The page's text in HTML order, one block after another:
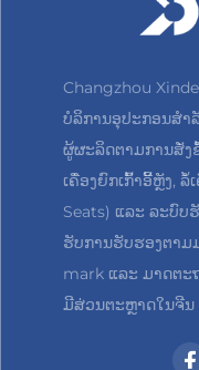
Changzhou
ບໍລິການອຸປະກອນສຳ
ຜູ້ຜະລິດຕາມການສັ່ງ
ເຄື່ອງຍົກເກົ້າອີ້ຫຼັງ, ລໍ້
Seats) ແລະ ລະບົບ
ຮັບການຮັບຮອງຕາມ
mark ແລະ ມາດຕະ
ມີສ່ວນຕະຫຼາດໃນຈີນ